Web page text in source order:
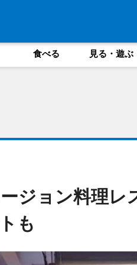
食べる 見る・遊ぶ
ジョン料理レ
も